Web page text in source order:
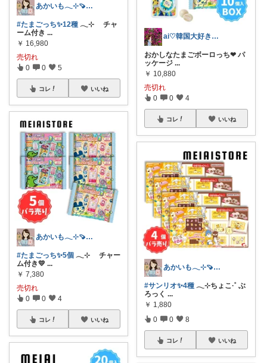
あかいも𓂃⊹🍠8月もよろしくです✨
#たまごっち✨12種 𓂃⊹ チャ
ーム付き ...
￥ 16,980
売切れ
0 0 5
コレ いいね
あかいも𓂃⊹🍠8月もよろしくです✨
#たまごっち✨5個 𓂃⊹ チャー
ム付き💛 ...
￥ 7,380
売切れ
0 0 4
コレ いいね
ai♡韓国大好き年子boys mama
おかしなたまごボーロっち❤︎ パ
ッケージ ...
￥ 10,880
売切れ
0 0 4
コレ いいね
あかいも𓂃⊹🍠8月もよろしくです✨
#サンリオ✨4種 𓂃⊹ちょこ·˚ ぶ
ろっく ...
￥ 1,880
0 0 8
コレ いいね